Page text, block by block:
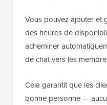
Vous pouvez ajouter et
des heures de
acheminer
de chat vers les
Cela garantit que les
bonne personne —